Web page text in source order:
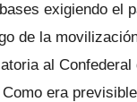
exigiendo el
de la
al Confederal
era